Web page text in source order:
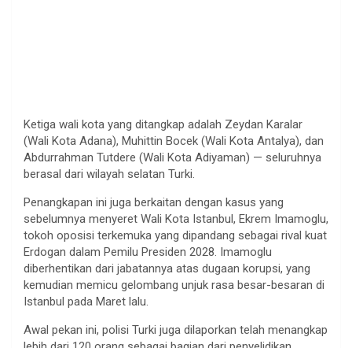
Ketiga wali kota yang ditangkap adalah Zeydan Karalar
(Wali Kota Adana), Muhittin Bocek (Wali Kota Antalya), dan
Abdurrahman Tutdere (Wali Kota Adiyaman) — seluruhnya
berasal dari wilayah selatan Turki.
Penangkapan ini juga berkaitan dengan kasus yang
sebelumnya menyeret Wali Kota Istanbul, Ekrem Imamoglu,
tokoh oposisi terkemuka yang dipandang sebagai rival kuat
Erdogan dalam Pemilu Presiden 2028. Imamoglu
diberhentikan dari jabatannya atas dugaan korupsi, yang
kemudian memicu gelombang unjuk rasa besar-besaran di
Istanbul pada Maret lalu.
Awal pekan ini, polisi Turki juga dilaporkan telah menangkap